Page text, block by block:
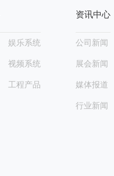
娱乐系统
视频系统
工程产品
资讯中心
公司新闻
展会新闻
媒体报道
行业新闻